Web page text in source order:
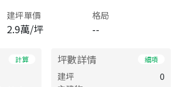
建坪單價
2.9萬/坪
格局
--
計算 坪數詳情 細項
建坪
0